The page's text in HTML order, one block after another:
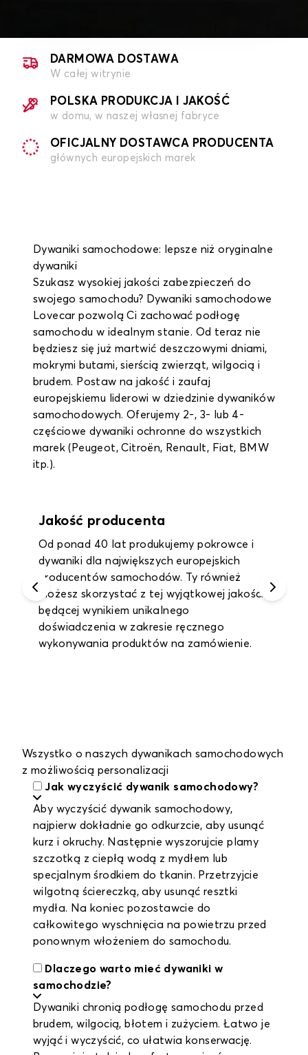
DARMOWA DOSTAWA
W całej witrynie
POLSKA PRODUKCJA I JAKOŚĆ
w domu, w naszej własnej fabryce
OFICJALNY DOSTAWCA PRODUCENTA
głównych europejskich marek
Dywaniki samochodowe: lepsze niż oryginalne
dywaniki
Szukasz wysokiej jakości zabezpieczeń do
swojego samochodu? Dywaniki samochodowe
Lovecar pozwolą Ci zachować podłogę
samochodu w idealnym stanie. Od teraz nie
będziesz się już martwić deszczowymi dniami,
mokrymi butami, sierścią zwierząt, wilgocią i
brudem. Postaw na jakość i zaufaj
europejskiemu liderowi w dziedzinie dywaników
samochodowych. Oferujemy 2-, 3- lub 4-
częściowe dywaniki ochronne do wszystkich
marek (Peugeot, Citroën, Renault, Fiat, BMW
itp.).
Jakość producenta
Od ponad 40 lat produkujemy pokrowce i
dywaniki dla największych europejskich
producentów samochodów. Ty również
możesz skorzystać z tej wyjątkowej jakości,
będącej wynikiem unikalnego
doświadczenia w zakresie ręcznego
wykonywania produktów na zamówienie.
Wszystko o naszych dywanikach samochodowych
z możliwością personalizacji
Jak wyczyścić dywanik samochodowy?
Aby wyczyścić dywanik samochodowy,
najpierw dokładnie go odkurzcie, aby usunąć
kurz i okruchy. Następnie wyszorujcie plamy
szczotką z ciepłą wodą z mydłem lub
specjalnym środkiem do tkanin. Przetrzyjcie
wilgotną ściereczką, aby usunąć resztki
mydła. Na koniec pozostawcie do
całkowitego wyschnięcia na powietrzu przed
ponownym włożeniem do samochodu.
Dlaczego warto mieć dywaniki w
samochodzie?
Dywaniki chronią podłogę samochodu przed
brudem, wilgocią, błotem i zużyciem. Łatwo je
wyjąć i wyczyścić, co ułatwia konserwację.